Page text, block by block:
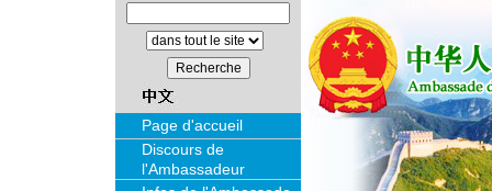
Page d'accueil
Discours de
l'Ambassadeur